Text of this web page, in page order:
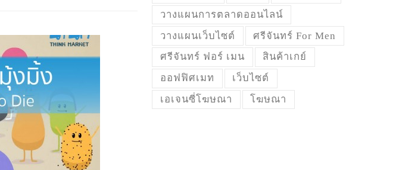
วางแผนการตลาดออนไลน์
วางแผนเว็บไซต์
ศรีจันทร์ For Men
ศรีจันทร์ ฟอร์ เมน
สินค้าเกย์
ออฟฟิศเมท
เว็บไซต์
เอเจนซี่โฆษณา
โฆษณา